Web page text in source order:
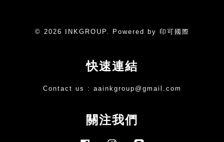
© 2026 INKGROUP. Powered by 印可國際
快速連結
Contact us : aainkgroup@gmail.com
關注我們